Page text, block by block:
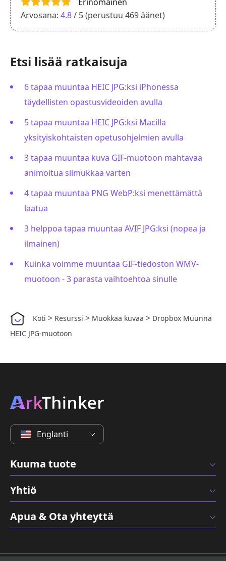
Arvosana: 4.8/ 5 (perustuu 469äänet)
Etsi lisää ratkaisuja
6 tapaa muuntaa HEIC JPG:ksi iPhonessa
täydellisten opastusvideoiden avulla
5 tapaa muuntaa HEIC JPG:ksi Macilla
yksityiskohtaisten opetusohjelmien avulla
3 tapaa muuntaa kuva GIF-muotoon mahtavaa
animoitua silmukkaa varten
4 tapaa muuntaa PNG WebP:ksi menettämättä
laatua
3 helppoa tapaa muuntaa AVIF JPG:ksi (nopea ja
ilmainen)
Kuinka voimme muuntaa GIF-tiedoston WMV-
muotoon - 3 parasta vaihtoehtoa sinulle
Koti > Resurssi > Muokkaa kuvaa > Dropbox Muunna
HEIC JPG-muotoon
Englanti
Kuuma tuote
Yhtiö
Apua & Ota yhteyttä